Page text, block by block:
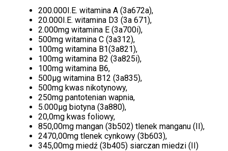
200.000I.E. witamina A (3a672a),
20.000I.E. witamina D3 (3a 671),
2.000mg witamina E (3a700i),
500mg witamina C (3a312),
100mg witamina B1(3a821),
100mg witamina B2 (3a825i),
100mg witamina B6,
500μg witamina B12 (3a835),
500mg kwas nikotynowy,
250mg pantotenian wapnia,
5.000μg biotyna (3a880),
20,0mg kwas foliowy,
850,00mg mangan (3b502) tlenek manganu (II),
2470,00mg tlenek cynkowy (3b603),
345,00mg miedź (3b405) siarczan miedzi (II)